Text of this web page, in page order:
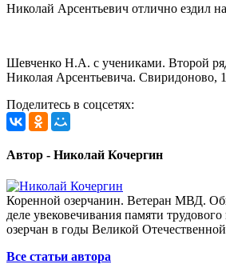
Николай Арсентьевич отлично ездил
Шевченко Н.А. с учениками. Второй
Николая Арсентьевича. Свиридоново,
Поделитесь в соцсетях:
Автор - Николай Кочергин
Коренной озерчанин. Ветеран МВД.
деле увековечивания памяти
озерчан в годы Великой
Все статьи автора